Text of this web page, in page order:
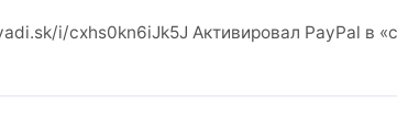
i/cxhs0kn6iJk5J Активировал PayPal в